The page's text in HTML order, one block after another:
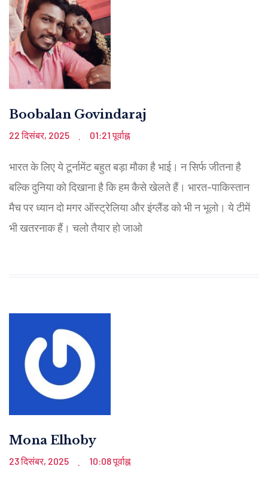
Boobalan Govindaraj
22 दिसंबर, 2025 . 01:21 पूर्वाह्न
भारत के लिए ये टूर्नामेंट बहुत बड़ा मौका है भाई। न सिर्फ जीतना है
बल्कि दुनिया को दिखाना है कि हम कैसे खेलते हैं। भारत-पाकिस्तान
मैच पर ध्यान दो मगर ऑस्ट्रेलिया और इंग्लैंड को भी न भूलो। ये टीमें
भी खतरनाक हैं। चलो तैयार हो जाओ
Mona Elhoby
23 दिसंबर, 2025 . 10:08 पूर्वाह्न